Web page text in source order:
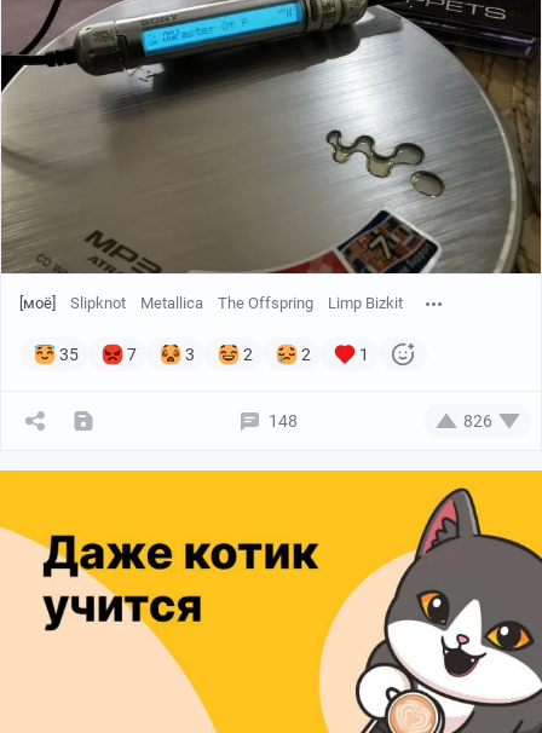
[моё] Slipknot Metallica The Offspring Limp Bizkit
35 7 3 2 2 1
148 826